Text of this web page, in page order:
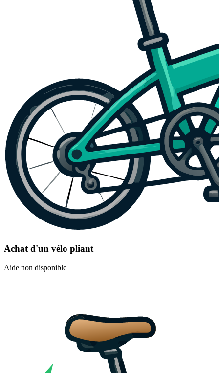
Achat d'un vélo pliant
Aide non disponible